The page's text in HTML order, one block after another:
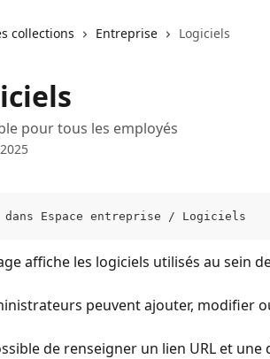
collections Entreprise Logiciels
pour tous les employés
Espace entreprise / Logiciels
affiche les logiciels utilisés au sein
peuvent ajouter, modifier
de renseigner un lien URL et